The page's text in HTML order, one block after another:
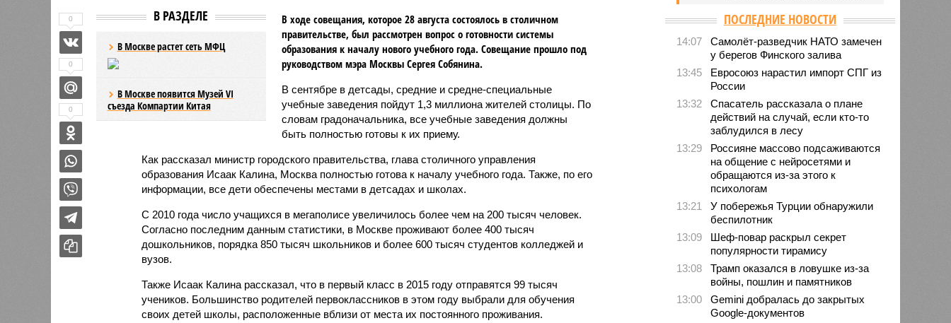
В РАЗДЕЛЕ
В Москве растет сеть МФЦ
В Москве появится Музей VI
съезда Компартии Китая
В ходе совещания, которое 28 августа состоялось в столичном
правительстве, был рассмотрен вопрос о готовности системы
образования к началу нового учебного года. Совещание прошло под
руководством мэра Москвы Сергея Собянина.
В сентябре в детсады, средние и средне-специальные
учебные заведения пойдут 1,3 миллиона жителей столицы. По
словам градоначальника, все учебные заведения должны
быть полностью готовы к их приему.
Как рассказал министр городского правительства, глава столичного управления
образования Исаак Калина, Москва полностью готова к началу учебного года. Также, по его
информации, все дети обеспечены местами в детсадах и школах.
С 2010 года число учащихся в мегаполисе увеличилось более чем на 200 тысяч человек.
Согласно последним данным статистики, в Москве проживают более 400 тысяч
дошкольников, порядка 850 тысяч школьников и более 600 тысяч студентов колледжей и
вузов.
Также Исаак Калина рассказал, что в первый класс в 2015 году отправятся 99 тысяч
учеников. Большинство родителей первоклассников в этом году выбрали для обучения
своих детей школы, расположенные вблизи от места их постоянного проживания.
0
0
0
ПОСЛЕДНИЕ НОВОСТИ
14:07
Самолёт-разведчик НАТО замечен
у берегов Финского залива
13:45
Евросоюз нарастил импорт СПГ из
России
13:32
Спасатель рассказала о плане
действий на случай, если кто-то
заблудился в лесу
13:29
Россияне массово подсаживаются
на общение с нейросетями и
обращаются из-за этого к
психологам
13:21
У побережья Турции обнаружили
беспилотник
13:09
Шеф-повар раскрыл секрет
популярности тирамису
13:08
Трамп оказался в ловушке из-за
войны, пошлин и памятников
13:00
Gemini добралась до закрытых
Google-документов